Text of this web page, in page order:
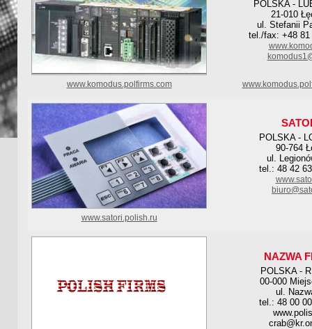
POLSKA -
21-010
ul. Stefanii
tel./fax: +48 81
www.komodus.polfirms.com
POLSKA -
90-764
ul.
tel.: 48 42
www.satori.polish.ru
NAZWA
POLSKA -
00-000
ul.
tel.: 48 00